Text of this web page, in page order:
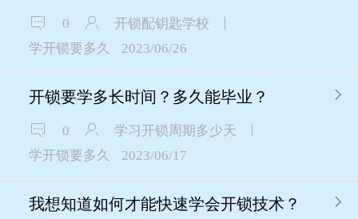
0
开锁配钥匙学校
学开锁要多久
2023/06/26
开锁要学多长时间？多久能毕业？
0
学习开锁周期多少天
学开锁要多久
2023/06/17
我想知道如何才能快速学会开锁技术？